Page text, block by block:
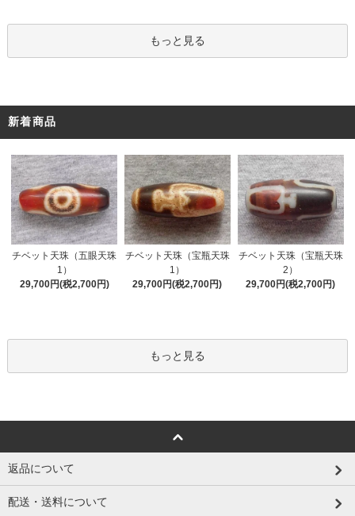
もっと見る
新着商品
チベット天珠（五眼天珠
1）
29,700円(税2,700円)
チベット天珠（宝瓶天珠
1）
29,700円(税2,700円)
チベット天珠（宝瓶天珠
2）
29,700円(税2,700円)
もっと見る
返品について
配送・送料について